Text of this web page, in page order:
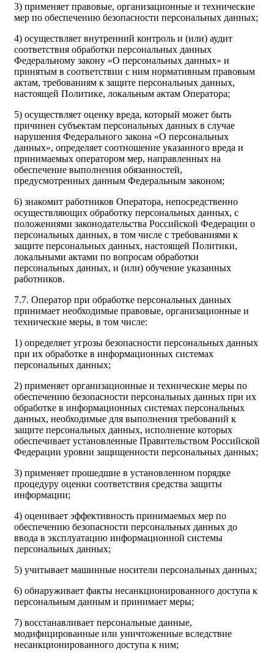
3) применяет правовые, организационные и технические
мер по обеспечению безопасности персональных данных;
4) осуществляет внутренний контроль и (или) аудит
соответствия обработки персональных данных
Федеральному закону «О персональных данных» и
принятым в соответствии с ним нормативным правовым
актам, требованиям к защите персональных данных,
настоящей Политике, локальным актам Оператора;
5) осуществляет оценку вреда, который может быть
причинен субъектам персональных данных в случае
нарушения Федерального закона «О персональных
данных», определяет соотношение указанного вреда и
принимаемых оператором мер, направленных на
обеспечение выполнения обязанностей,
предусмотренных данным Федеральным законом;
6) знакомит работников Оператора, непосредственно
осуществляющих обработку персональных данных, с
положениями законодательства Российской Федерации о
персональных данных, в том числе с требованиями к
защите персональных данных, настоящей Политики,
локальными актами по вопросам обработки
персональных данных, и (или) обучение указанных
работников.
7.7. Оператор при обработке персональных данных
принимает необходимые правовые, организационные и
технические меры, в том числе:
1) определяет угрозы безопасности персональных данных
при их обработке в информационных системах
персональных данных;
2) применяет организационные и технические меры по
обеспечению безопасности персональных данных при их
обработке в информационных системах персональных
данных, необходимые для выполнения требований к
защите персональных данных, исполнение которых
обеспечивает установленные Правительством Российской
Федерации уровни защищенности персональных данных;
3) применяет прошедшие в установленном порядке
процедуру оценки соответствия средства защиты
информации;
4) оценивает эффективность принимаемых мер по
обеспечению безопасности персональных данных до
ввода в эксплуатацию информационной системы
персональных данных;
5) учитывает машинные носители персональных данных;
6) обнаруживает факты несанкционированного доступа к
персональным данным и принимает меры;
7) восстанавливает персональные данные,
модифицированные или уничтоженные вследствие
несанкционированного доступа к ним;